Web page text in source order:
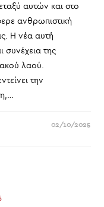
αυτών και στο
ανθρωπιστική
Η νέα αυτή
συνέχεια της
λαού.
την
02/10/2025